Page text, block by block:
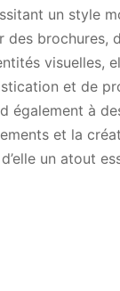
un style
des brochures,
visuelles,
et de
également à
et la
un atout